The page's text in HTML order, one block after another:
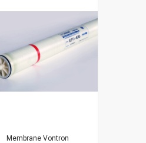
Membrane Vontron